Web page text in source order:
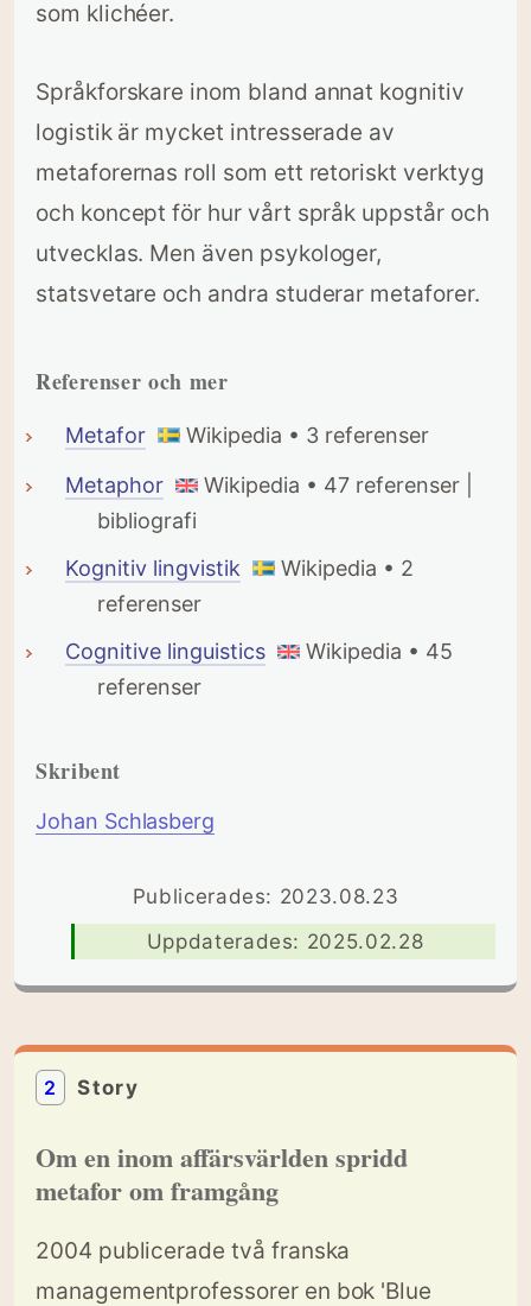
som klichéer.
Språkforskare inom bland annat kognitiv
logistik är mycket intresserade av
metaforernas roll som ett retoriskt verktyg
och koncept för hur vårt språk uppstår och
utvecklas. Men även psykologer,
statsvetare och andra studerar metaforer.
Referenser och mer
Metafor
Wikipedia • 3 referenser
Metaphor
Wikipedia • 47 referenser |
bibliografi
Kognitiv lingvistik
Wikipedia • 2
referenser
Cognitive linguistics
Wikipedia • 45
referenser
Skribent
Johan Schlasberg
Publicerades: 2023.08.23
Uppdaterades: 2025.02.28
2 Story
Om en inom affärsvärlden spridd
metafor om framgång
2004 publicerade två franska
managementprofessorer en bok 'Blue